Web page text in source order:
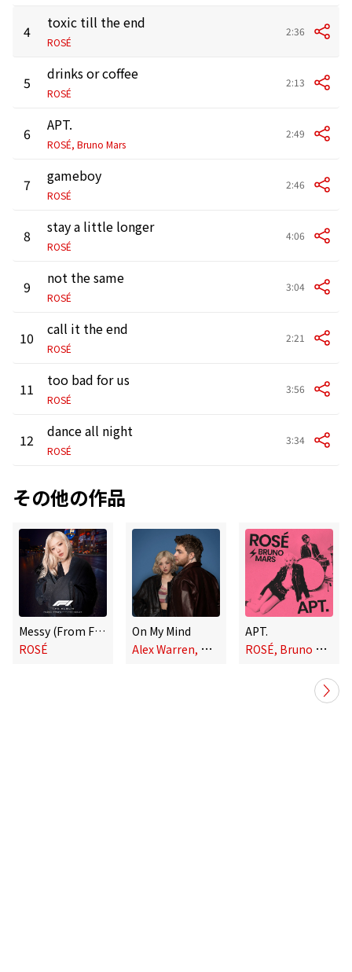
4 toxic till the end
ROSÉ
2:36
5 drinks or coffee
ROSÉ
2:13
6 APT.
ROSÉ, Bruno Mars
2:49
7 gameboy
ROSÉ
2:46
8 stay a little longer
ROSÉ
4:06
9 not the same
ROSÉ
3:04
10 call it the end
ROSÉ
2:21
11 too bad for us
ROSÉ
3:56
12 dance all night
ROSÉ
3:34
その他の作品
Messy (From F1® The Movie)
ROSÉ
On My Mind
A
lex Warren, ROSÉ
APT.
R
OSÉ, Bruno Mars